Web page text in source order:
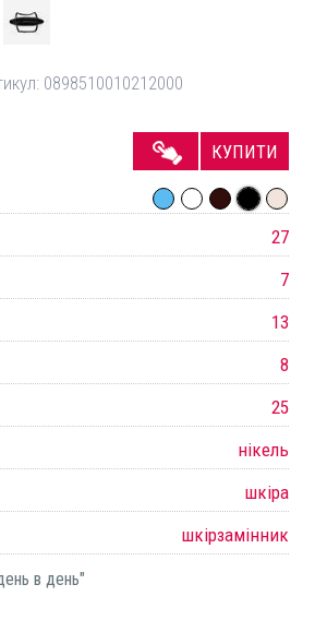
0898510010212000
КУПИТИ
27
7
13
8
25
нікель
шкіра
шкірзамінник
в день"